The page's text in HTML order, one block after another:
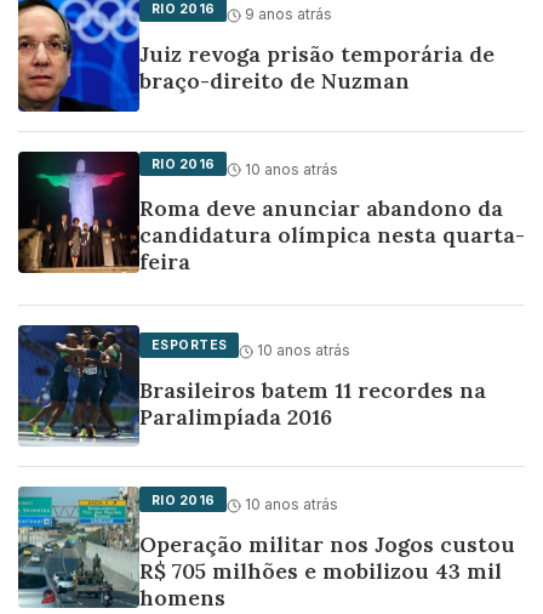
RIO 2016 9 anos atrás
Juiz revoga prisão temporária de
braço-direito de Nuzman
RIO 2016 10 anos atrás
Roma deve anunciar abandono da
candidatura olímpica nesta quarta-
feira
ESPORTES 10 anos atrás
Brasileiros batem 11 recordes na
Paralimpíada 2016
RIO 2016 10 anos atrás
Operação militar nos Jogos custou
R$ 705 milhões e mobilizou 43 mil
homens